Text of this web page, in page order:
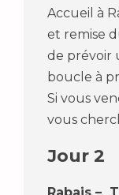
Accueil à
et remise
de prévoir
boucle à
Si vous
vous
Jour 2